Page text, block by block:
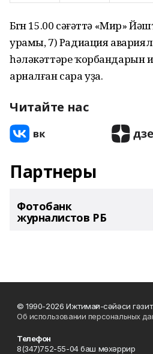
Бөгөн 15.00 сәғәттә «Мир»
урамы, 7) Радиация
һәләкәттәре ҡорбандарын
арналған сара уҙа.
Читайте нас
Партнеры
Фотобанк
журналистов РБ
© 1990-2026 Ижтимағи-сәйәси
Об использовании персональных
Телефон
8(347)752-55-04 баш мөхәррир